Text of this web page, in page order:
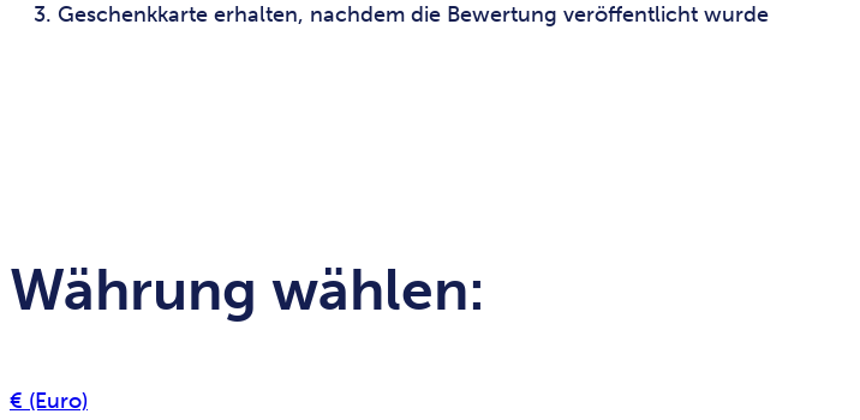
Geschenkkarte erhalten, nachdem die Bewertung veröffentlicht wurde
Währung wählen:
€ (Euro)